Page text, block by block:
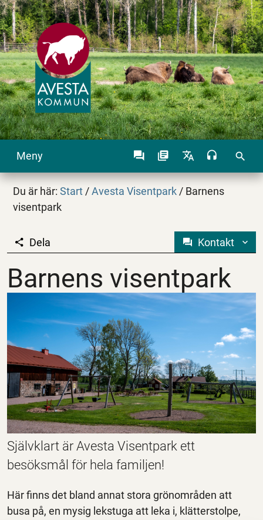
Meny search
Du är här:Start / Avesta Visentpark / Barnens
visentpark
Barnens visentpark
Dela Kontakt
Barnens visentpark
Självklart är Avesta Visentpark ett
besöksmål för hela familjen!
Här finns det bland annat stora grönområden att
busa på, en mysig lekstuga att leka i, klätterstolpe,